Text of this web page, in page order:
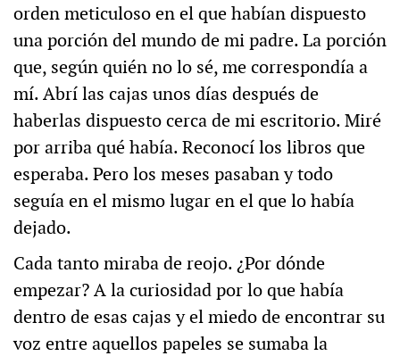
orden meticuloso en el que habían dispuesto
una porción del mundo de mi padre. La porción
que, según quién no lo sé, me correspondía a
mí. Abrí las cajas unos días después de
haberlas dispuesto cerca de mi escritorio. Miré
por arriba qué había. Reconocí los libros que
esperaba. Pero los meses pasaban y todo
seguía en el mismo lugar en el que lo había
dejado.
Cada tanto miraba de reojo. ¿Por dónde
empezar? A la curiosidad por lo que había
dentro de esas cajas y el miedo de encontrar su
voz entre aquellos papeles se sumaba la